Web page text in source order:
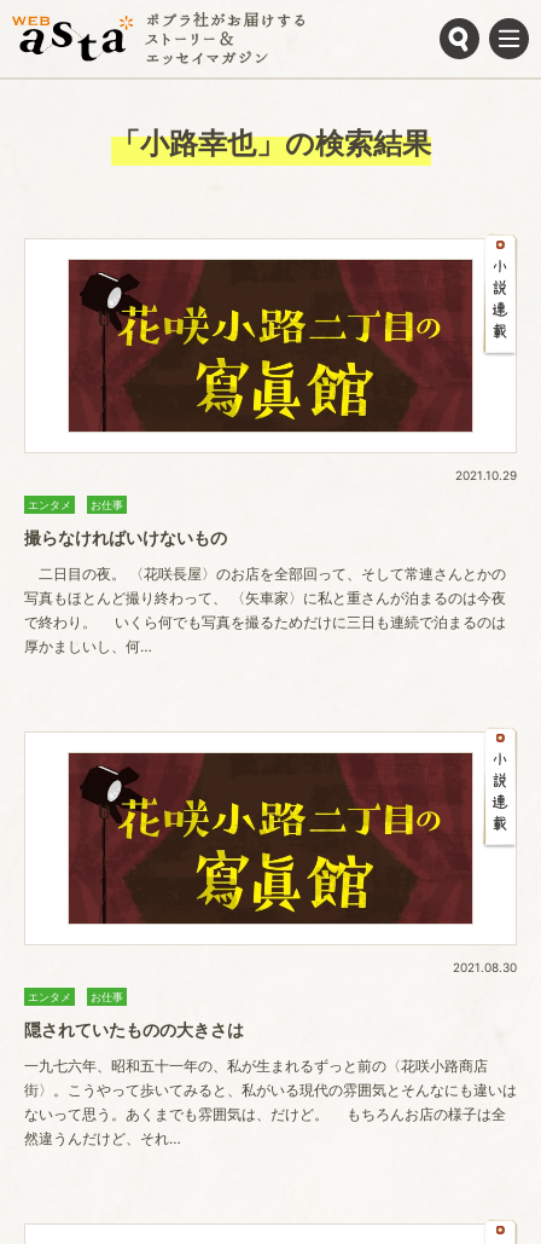
「小路幸也」の検索結果
2021.10.29
エンタメ お仕事
撮らなければいけないもの
二日目の夜。 〈花咲長屋〉のお店を全部回って、そして常連さんとかの
写真もほとんど撮り終わって、 〈矢車家〉に私と重さんが泊まるのは今夜
で終わり。 いくら何でも写真を撮るためだけに三日も連続で泊まるのは
厚かましいし、何…
2021.08.30
エンタメ お仕事
隠されていたものの大きさは
一九七六年、昭和五十一年の、私が生まれるずっと前の〈花咲小路商店
街〉。こうやって歩いてみると、私がいる現代の雰囲気とそんなにも違いは
ないって思う。あくまでも雰囲気は、だけど。 もちろんお店の様子は全
然違うんだけど、それ…